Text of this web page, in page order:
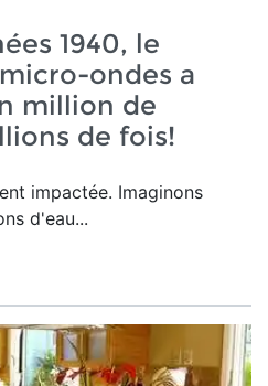
1940, le
ondes a
million de
de fois!
impactée. Imaginons
d'eau...